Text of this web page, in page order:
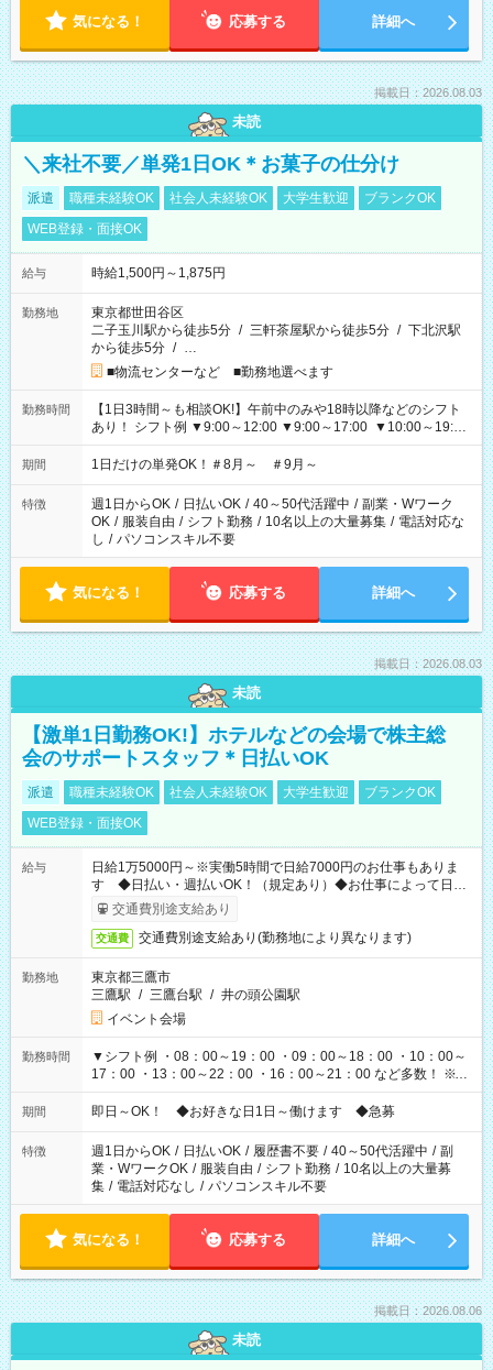
気になる！ 応募する 詳細へ
掲載日：2026.08.03
未読
＼来社不要／単発1日OK＊お菓子の仕分け
派遣 職種未経験OK 社会人未経験OK 大学生歓迎
ブランクOK
WEB登録・面接OK
給与 時給1,500円～1,875円
勤務地
東京都世田谷区
二子玉川駅から徒歩5分 / 三軒茶屋駅から徒歩5分 / 下北沢駅
から徒歩5分 / …
■物流センターなど ■勤務地選べます
勤務時間
【1日3時間～も相談OK!】午前中のみや18時以降などのシフト
あり！ シフト例 ▼9:00～12:00 ▼9:00～17:00 ▼10:00～19:00
▼18:00～21:00
期間 1日だけの単発OK！＃8月～ ＃9月～
特徴 週1日からOK / 日払いOK / 40～50代活躍中 / 副業・Wワーク
OK / 服装自由 / シフト勤務 / 10名以上の大量募集 / 電話対応な
し / パソコンスキル不要
気になる！ 応募する 詳細へ
掲載日：2026.08.03
未読
【激単1日勤務OK!】ホテルなどの会場で株主総
会のサポートスタッフ＊日払いOK
派遣 職種未経験OK 社会人未経験OK 大学生歓迎
ブランクOK
WEB登録・面接OK
給与
日給1万5000円～※実働5時間で日給7000円のお仕事もありま
す ◆日払い・週払いOK！（規定あり）◆お仕事によって日給
も異なります
交通費別途支給あり
交通費 交通費別途支給あり(勤務地により異なります)
勤務地
東京都三鷹市
三鷹駅 / 三鷹台駅 / 井の頭公園駅
イベント会場
勤務時間
▼シフト例 ・08：00～19：00 ・09：00～18：00 ・10：00～
17：00 ・13：00～22：00 ・16：00～21：00 など多数！ ※お
仕事により勤務時間が異なります
期間 即日～OK！ ◆お好きな日1日～働けます ◆急募
特徴 週1日からOK / 日払いOK / 履歴書不要 / 40～50代活躍中 / 副
業・WワークOK / 服装自由 / シフト勤務 / 10名以上の大量募
集 / 電話対応なし / パソコンスキル不要
気になる！ 応募する 詳細へ
掲載日：2026.08.06
未読